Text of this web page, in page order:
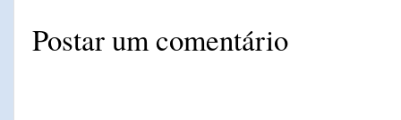
Postar um comentário